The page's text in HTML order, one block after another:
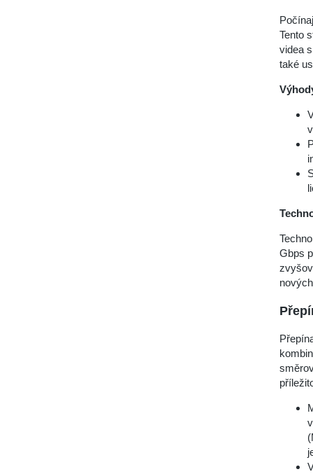
Tento
videa
také
Gbps